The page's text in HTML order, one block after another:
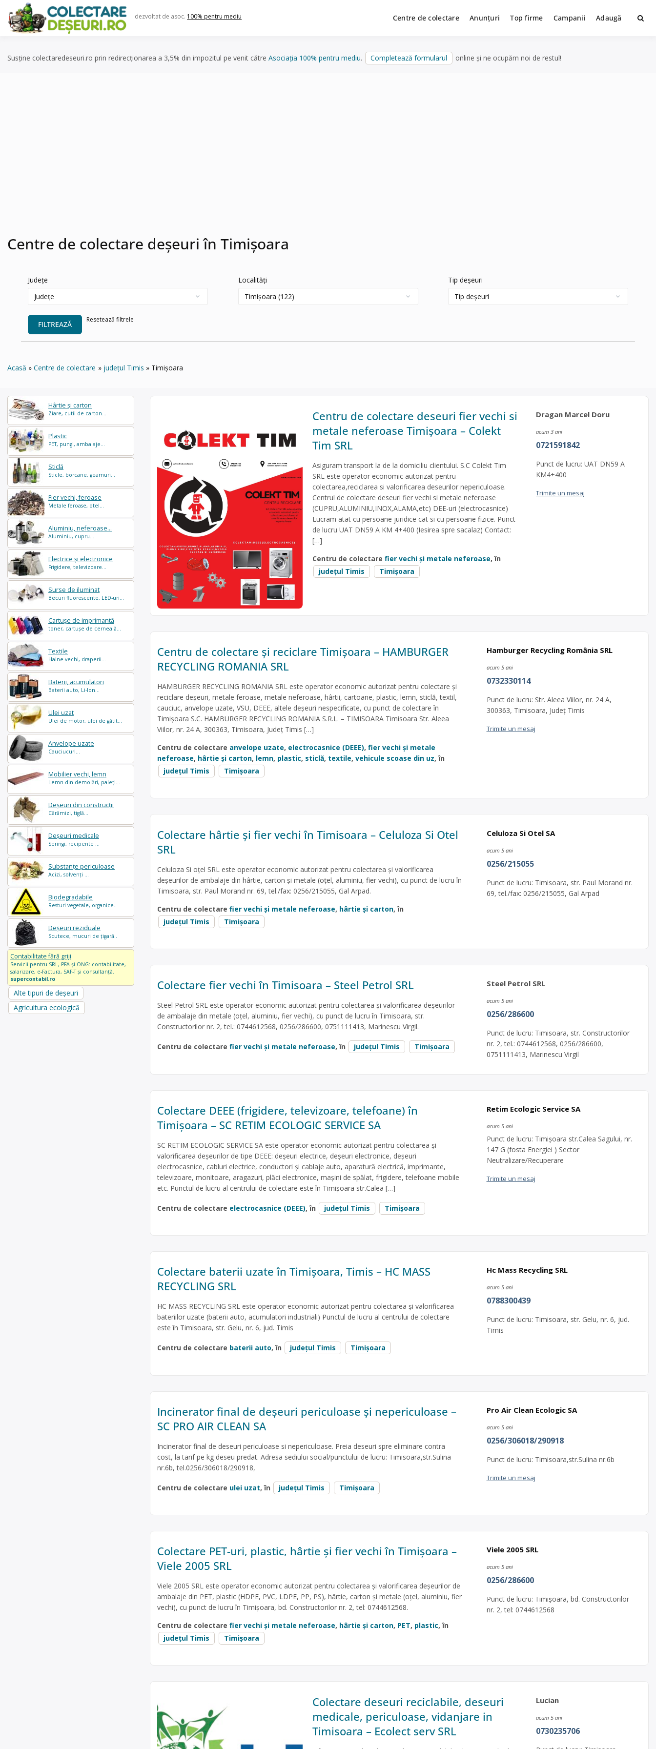
content
dezvoltat de asoc. 100% pentru mediu Centre de colectare Anunțuri Top firme Campanii Adaugă
Susține colectaredeseuri.ro prin redirecționarea a 3,5% din impozitul pe venit către Asociația 100% pentru mediu. Completează formularul online și ne ocupăm noi de restul!
Centre de colectare deșeuri în Timișoara
Județe Localități Tip deșeuri
FILTREAZĂ
Resetează filtrele
Acasă Centre de colectare județul Timis Timișoara
Hârtie și carton
Ziare, cutii de carton...
Plastic
PET, pungi, ambalaje...
Sticlă
Sticle, borcane, geamuri...
Fier vechi, feroase
Metale feroase, otel...
Aluminiu, neferoase...
Aluminiu, cupru...
Electrice și electronice
Frigidere, televizoare...
Surse de iluminat
Becuri fluorescente, LED-uri...
Cartușe de imprimantă
toner, cartușe de cerneală...
Textile
Haine vechi, draperii...
Baterii, acumulatori
Baterii auto, Li-Ion...
Ulei uzat
Ulei de motor, ulei de gătit...
Anvelope uzate
Cauciucuri...
Mobilier vechi, lemn
Lemn din demolări, paleți...
Deșeuri din construcții
Cărămizi, tiglă...
Deșeuri medicale
Seringi, recipente ...
Substanțe periculoase
Acizi, solvenți ...
Biodegradabile
Resturi vegetale, organice..
Deșeuri reziduale
Scutece, mucuri de țigară..
Contabilitate fără griji
Servicii pentru SRL, PFA și ONG: contabilitate,
salarizare, e-Factura, SAF-T și consultanță.
supercontabil.ro
Alte tipuri de deșeuri
Agricultura ecologică
Centru de colectare deseuri fier vechi si
metale neferoase Timișoara – Colekt
Tim SRL
Asiguram transport la de la domiciliu clientului. S.C Colekt Tim
SRL este operator economic autorizat pentru
colectarea,reciclarea si valorificarea deseurilor nepericuloase.
Centrul de colectare deseuri fier vechi si metale neferoase
(CUPRU,ALUMINIU,INOX,ALAMA,etc) DEE-uri (electrocasnice)
Lucram atat cu persoane juridice cat si cu persoane fizice. Punct
de lucru UAT DN59 A KM 4+400 (Iesirea spre sacalaz) Contact:
[…]
Centru de colectare fier vechi și metale neferoase, în
județul Timis
Timișoara
Dragan Marcel Doru
acum 3 ani
0721591842
Punct de lucru: UAT DN59 A
KM4+400
Trimite un mesaj
Centru de colectare și reciclare Timișoara – HAMBURGER
RECYCLING ROMANIA SRL
HAMBURGER RECYCLING ROMANIA SRL este operator economic autorizat pentru colectare și
reciclare deșeuri, metale feroase, metale neferoase, hârtii, cartoane, plastic, lemn, sticlă, textil,
cauciuc, anvelope uzate, VSU, DEEE, altele deșeuri nespecificate, cu punct de colectare în
Timișoara S.C. HAMBURGER RECYCLING ROMANIA S.R.L. – TIMISOARA Timisoara Str. Aleea
Viilor, nr. 24 A, 300363, Timisoara, Județ Timis […]
Centru de colectare anvelope uzate, electrocasnice (DEEE), fier vechi și metale
neferoase, hârtie și carton, lemn, plastic, sticlă, textile, vehicule scoase din uz, în
județul Timis
Timișoara
Hamburger Recycling România SRL
acum 5 ani
0732330114
Punct de lucru: Str. Aleea Viilor, nr. 24 A,
300363, Timisoara, Județ Timis
Trimite un mesaj
Colectare hârtie și fier vechi în Timisoara – Celuloza Si Otel
SRL
Celuloza Si oțel SRL este operator economic autorizat pentru colectarea și valorificarea
deșeurilor de ambalaje din hârtie, carton și metale (oțel, aluminiu, fier vechi), cu punct de lucru în
Timisoara, str. Paul Morand nr. 69, tel./fax: 0256/215055, Gal Arpad.
Centru de colectare fier vechi și metale neferoase, hârtie și carton, în
județul Timis
Timișoara
Celuloza Si Otel SA
acum 5 ani
0256/215055
Punct de lucru: Timisoara, str. Paul Morand nr.
69, tel./fax: 0256/215055, Gal Arpad
Colectare fier vechi în Timisoara – Steel Petrol SRL
Steel Petrol SRL este operator economic autorizat pentru colectarea și valorificarea deșeurilor
de ambalaje din metale (oțel, aluminiu, fier vechi), cu punct de lucru în Timisoara, str.
Constructorilor nr. 2, tel.: 0744612568, 0256/286600, 0751111413, Marinescu Virgil.
Centru de colectare fier vechi și metale neferoase, în județul Timis Timișoara
Steel Petrol SRL
acum 5 ani
0256/286600
Punct de lucru: Timisoara, str. Constructorilor
nr. 2, tel.: 0744612568, 0256/286600,
0751111413, Marinescu Virgil
Colectare DEEE (frigidere, televizoare, telefoane) în
Timișoara – SC RETIM ECOLOGIC SERVICE SA
SC RETIM ECOLOGIC SERVICE SA este operator economic autorizat pentru colectarea și
valorificarea deșeurilor de tipe DEEE: deșeuri electrice, deșeuri electronice, deșeuri
electrocasnice, cabluri electrice, conductori și cablaje auto, aparatură electrică, imprimante,
televizoare, monitoare, aragazuri, plăci electronice, mașini de spălat, frigidere, telefoane mobile
etc. Punctul de lucru al centrului de colectare este în Timișoara str.Calea […]
Centru de colectare electrocasnice (DEEE), în județul Timis Timișoara
Retim Ecologic Service SA
acum 5 ani
Punct de lucru: Timișoara str.Calea Sagului, nr.
147 G (fosta Energiei ) Sector
Neutralizare/Recuperare
Trimite un mesaj
Colectare baterii uzate în Timișoara, Timis – HC MASS
RECYCLING SRL
HC MASS RECYCLING SRL este operator economic autorizat pentru colectarea și valorificarea
bateriilor uzate (baterii auto, acumulatori industriali) Punctul de lucru al centrului de colectare
este în Timisoara, str. Gelu, nr. 6, jud. Timis
Centru de colectare baterii auto, în județul Timis Timișoara
Hc Mass Recycling SRL
acum 5 ani
0788300439
Punct de lucru: Timisoara, str. Gelu, nr. 6, jud.
Timis
Incinerator final de deșeuri periculoase și nepericuloase –
SC PRO AIR CLEAN SA
Incinerator final de deseuri periculoase si nepericuloase. Preia deseuri spre eliminare contra
cost, la tarif pe kg deseu predat. Adresa sediului social/punctului de lucru: Timisoara,str.Sulina
nr.6b, tel.0256/306018/290918,
Centru de colectare ulei uzat, în județul Timis Timișoara
Pro Air Clean Ecologic SA
acum 5 ani
0256/306018/290918
Punct de lucru: Timisoara,str.Sulina nr.6b
Trimite un mesaj
Colectare PET-uri, plastic, hârtie și fier vechi în Timișoara –
Viele 2005 SRL
Viele 2005 SRL este operator economic autorizat pentru colectarea și valorificarea deșeurilor de
ambalaje din PET, plastic (HDPE, PVC, LDPE, PP, PS), hârtie, carton și metale (oțel, aluminiu, fier
vechi), cu punct de lucru în Timișoara, bd. Constructorilor nr. 2, tel: 0744612568.
Centru de colectare fier vechi și metale neferoase, hârtie și carton, PET, plastic, în
județul Timis
Timișoara
Viele 2005 SRL
acum 5 ani
0256/286600
Punct de lucru: Timișoara, bd. Constructorilor
nr. 2, tel: 0744612568
Colectare deseuri reciclabile, deseuri
medicale, periculoase, vidanjare in
Timisoara – Ecolect serv SRL
Lucian
acum 5 ani
0730235706